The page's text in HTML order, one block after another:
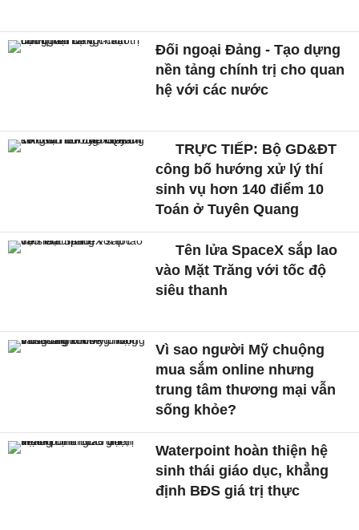
Đối ngoại Đảng - Tạo dựng
nền tảng chính trị cho quan
hệ với các nước
TRỰC TIẾP: Bộ GD&ĐT
công bố hướng xử lý thí
sinh vụ hơn 140 điểm 10
Toán ở Tuyên Quang
Tên lửa SpaceX sắp lao
vào Mặt Trăng với tốc độ
siêu thanh
Vì sao người Mỹ chuộng
mua sắm online nhưng
trung tâm thương mại vẫn
sống khỏe?
Waterpoint hoàn thiện hệ
sinh thái giáo dục, khẳng
định BĐS giá trị thực